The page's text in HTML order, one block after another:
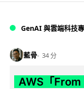
GenAI 與雲端科技
藍骨 34 分
AWS「